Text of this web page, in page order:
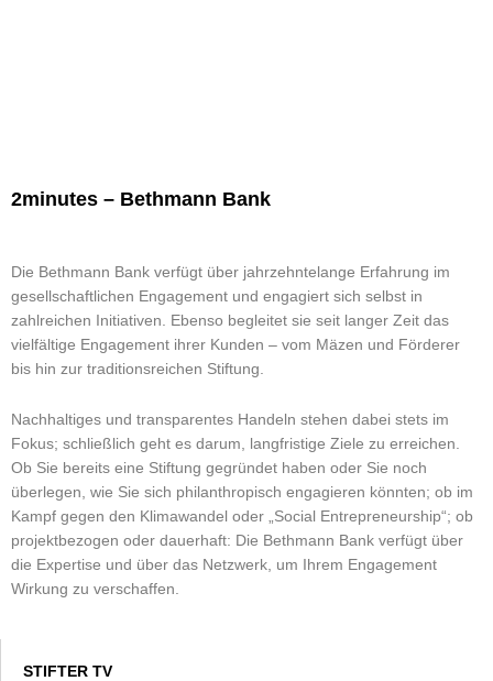
2minutes – Bethmann Bank
Die Bethmann Bank verfügt über jahrzehntelange Erfahrung im
gesellschaftlichen Engagement und engagiert sich selbst in
zahlreichen Initiativen. Ebenso begleitet sie seit langer Zeit das
vielfältige Engagement ihrer Kunden – vom Mäzen und Förderer
bis hin zur traditionsreichen Stiftung.
Nachhaltiges und transparentes Handeln stehen dabei stets im
Fokus; schließlich geht es darum, langfristige Ziele zu erreichen.
Ob Sie bereits eine Stiftung gegründet haben oder Sie noch
überlegen, wie Sie sich philanthropisch engagieren könnten; ob im
Kampf gegen den Klimawandel oder „Social Entrepreneurship“; ob
projektbezogen oder dauerhaft: Die Bethmann Bank verfügt über
die Expertise und über das Netzwerk, um Ihrem Engagement
Wirkung zu verschaffen.
STIFTER TV